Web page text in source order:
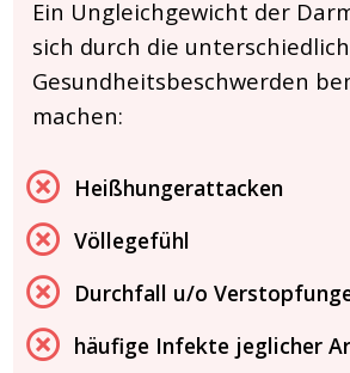
Ein Ungleichgewicht der
sich durch die
Gesundheitsbeschwerden
machen:
Heißhungerattacken
Völlegefühl
Durchfall u/o
häufige Infekte jeglicher